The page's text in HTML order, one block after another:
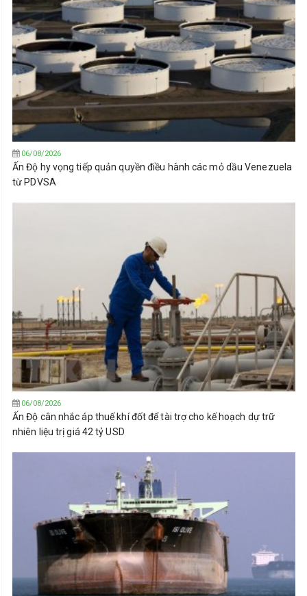
06/08/2026
Ấn Độ hy vọng tiếp quản quyền điều hành các mỏ dầu Venezuela
từ PDVSA
06/08/2026
Ấn Độ cân nhắc áp thuế khí đốt để tài trợ cho kế hoạch dự trữ
nhiên liệu trị giá 42 tỷ USD